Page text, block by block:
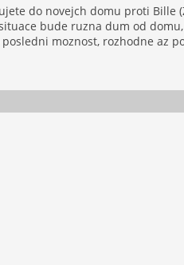
do novejch domu proti Bille
bude ruzna dum od
moznost, rozhodne az